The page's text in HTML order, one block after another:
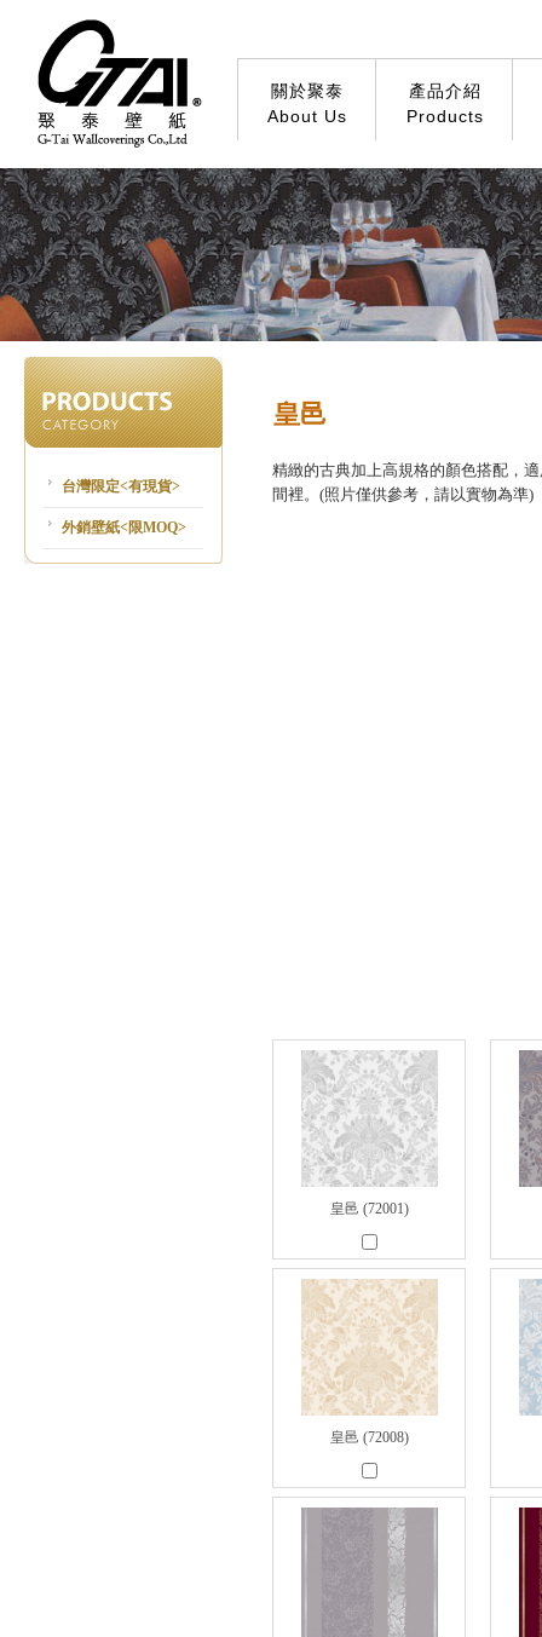
關於聚泰
About Us
產品介紹
Products
台灣限定<有現貨>
外銷壁紙<限MOQ>
皇邑
精緻的古典加上高規格的顏色搭配，
間裡。(照片僅供參考，請以實物為準)
皇邑 (72001)
皇邑 (72008)